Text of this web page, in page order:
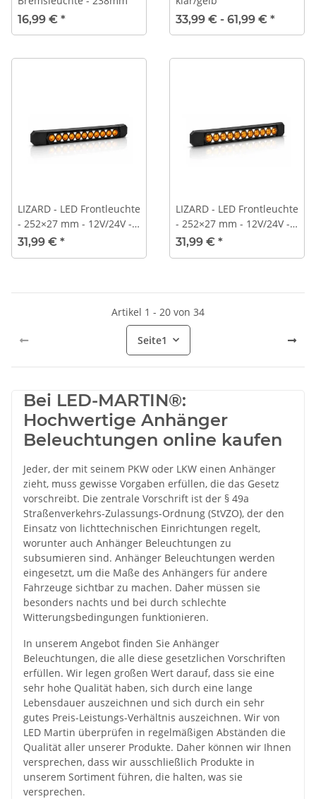
16,99 € *
33,99 € - 61,99 € *
LIZARD - LED Frontleuchte
- 252×27 mm - 12V/24V -
schmale Lightbar mit
31,99 € *
LIZARD - LED Frontleuchte
- 252×27 mm - 12V/24V -
schmale Lightbar mit
31,99 € *
Artikel 1 - 20 von 34
Seite1
Bei LED-MARTIN®:
Hochwertige Anhänger
Beleuchtungen online kaufen
Jeder, der mit seinem PKW oder LKW einen Anhänger
zieht, muss gewisse Vorgaben erfüllen, die das Gesetz
vorschreibt. Die zentrale Vorschrift ist der § 49a
Straßenverkehrs-Zulassungs-Ordnung (StVZO), der den
Einsatz von lichttechnischen Einrichtungen regelt,
worunter auch Anhänger Beleuchtungen zu
subsumieren sind. Anhänger Beleuchtungen werden
eingesetzt, um die Maße des Anhängers für andere
Fahrzeuge sichtbar zu machen. Daher müssen sie
besonders nachts und bei durch schlechte
Witterungsbedingungen funktionieren.
In unserem Angebot finden Sie Anhänger
Beleuchtungen, die alle diese gesetzlichen Vorschriften
erfüllen. Wir legen großen Wert darauf, dass sie eine
sehr hohe Qualität haben, sich durch eine lange
Lebensdauer auszeichnen und sich durch ein sehr
gutes Preis-Leistungs-Verhältnis auszeichnen. Wir von
LED Martin überprüfen in regelmäßigen Abständen die
Qualität aller unserer Produkte. Daher können wir Ihnen
versprechen, dass wir ausschließlich Produkte in
unserem Sortiment führen, die halten, was sie
versprechen.